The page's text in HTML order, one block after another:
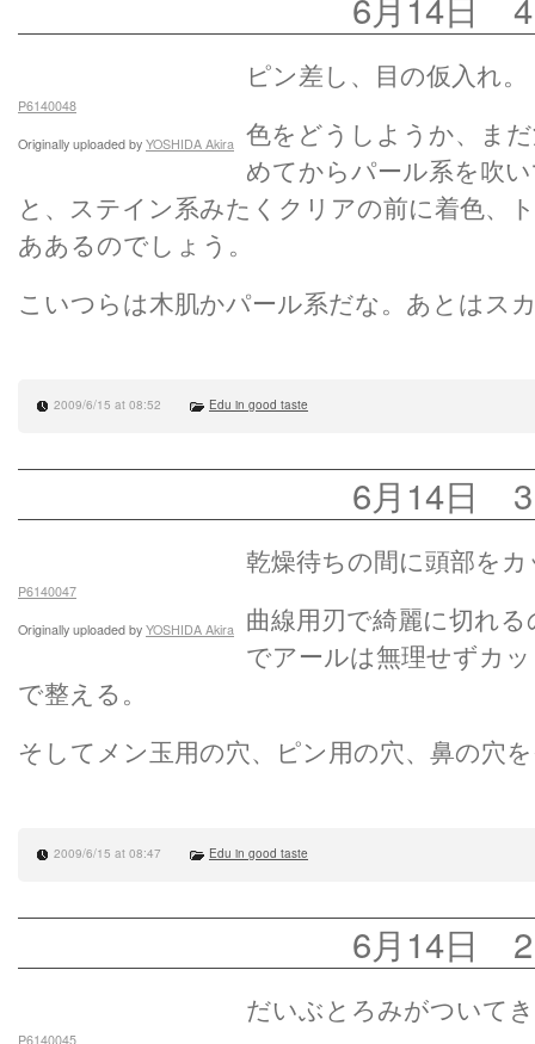
P6140048
Originally uploaded by YOSHIDA Akira
ピン差し、目の仮入れ。
色をどうしようか、ま
めてからパール系を吹
と、ステイン系みたくクリアの前に着色、
ああるのでしょう。
こいつらは木肌かパール系だな。あとはス
2009/6/15 at 08:52 Edu in good taste
6月14日 3
P6140047
Originally uploaded by YOSHIDA Akira
乾燥待ちの間に頭部を
曲線用刃で綺麗に切れ
でアールは無理せずカ
で整える。
そしてメン玉用の穴、ピン用の穴、鼻の穴
2009/6/15 at 08:47 Edu in good taste
6月14日 2
P6140045
だいぶとろみがついて